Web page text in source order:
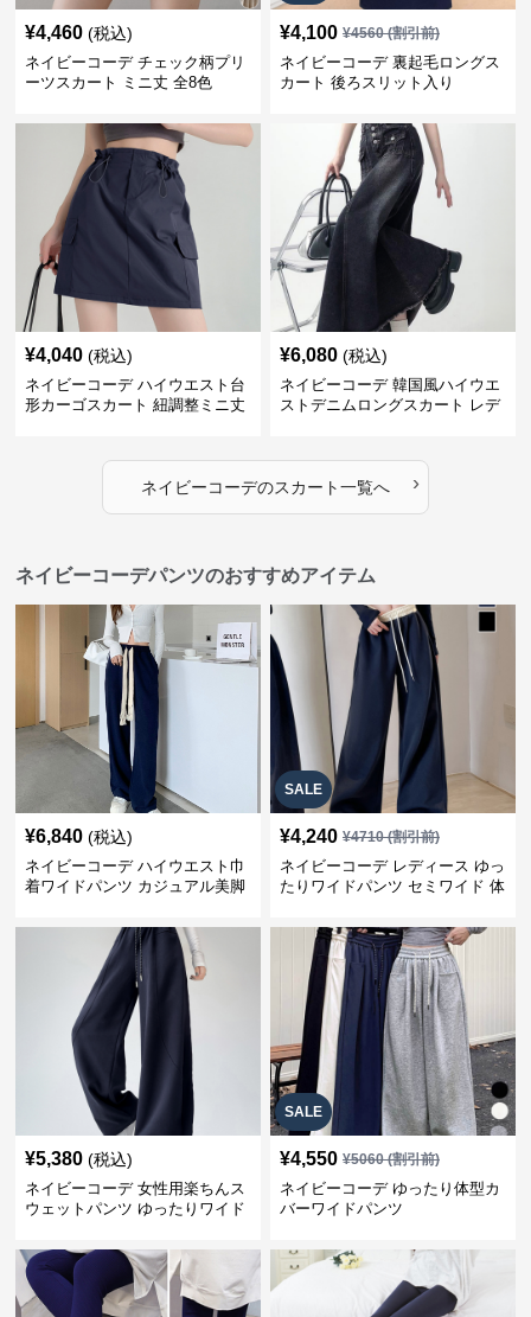
¥4,460 (税込)
ネイビーコーデ チェック柄プリ
ーツスカート ミニ丈 全8色
¥4,100 ¥4560(割引前)
ネイビーコーデ 裏起毛ロングス
カート 後ろスリット入り
¥4,040 (税込)
ネイビーコーデ ハイウエスト台
形カーゴスカート 紐調整ミニ丈
¥6,080 (税込)
ネイビーコーデ 韓国風ハイウエ
ストデニムロングスカート レデ
ネイビーコーデのスカート一覧へ ›
ネイビーコーデパンツのおすすめアイテム
¥6,840 (税込)
ネイビーコーデ ハイウエスト巾
着ワイドパンツ カジュアル美脚
SALE
¥4,240 ¥4710(割引前)
ネイビーコーデ レディース ゆっ
たりワイドパンツ セミワイド 体
¥5,380 (税込)
ネイビーコーデ 女性用楽ちんス
ウェットパンツ ゆったりワイド
SALE
¥4,550 ¥5060(割引前)
ネイビーコーデ ゆったり体型カ
バーワイドパンツ